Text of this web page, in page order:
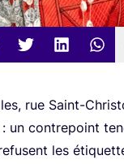
rue Saint-
un contre­point
les